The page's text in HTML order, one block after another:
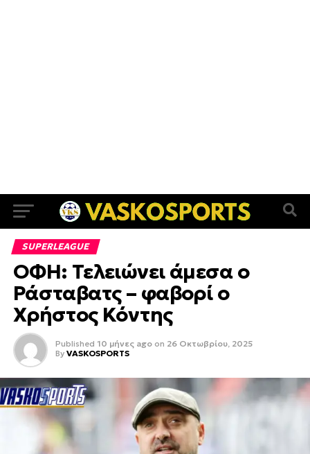
SUPERLEAGUE
ΟΦΗ: Τελειώνει άμεσα ο
Ράσταβατς – φαβορί ο
Χρήστος Κόντης
Published 10 μήνες ago on 26 Οκτωβρίου, 2025
By VASKOSPORTS